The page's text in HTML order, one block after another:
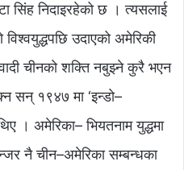
सिंह निदाइरहेको छ । त्यसलाई
उदाएको अमेरिकी
चीनको शक्ति नबुझ्ने कुरै भएन
सन् १९४७ मा ‘इन्डो–
। अमेरिका– भियतनाम युद्धमा
नै चीन–अमेरिका सम्बन्धका